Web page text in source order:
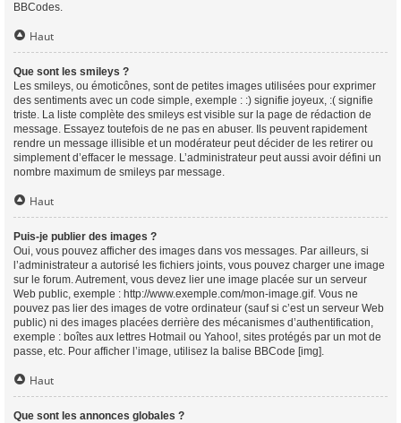
BBCodes.
Haut
Que sont les smileys ?
Les smileys, ou émoticônes, sont de petites images utilisées pour exprimer
des sentiments avec un code simple, exemple : :) signifie joyeux, :( signifie
triste. La liste complète des smileys est visible sur la page de rédaction de
message. Essayez toutefois de ne pas en abuser. Ils peuvent rapidement
rendre un message illisible et un modérateur peut décider de les retirer ou
simplement d’effacer le message. L’administrateur peut aussi avoir défini un
nombre maximum de smileys par message.
Haut
Puis-je publier des images ?
Oui, vous pouvez afficher des images dans vos messages. Par ailleurs, si
l’administrateur a autorisé les fichiers joints, vous pouvez charger une image
sur le forum. Autrement, vous devez lier une image placée sur un serveur
Web public, exemple : http://www.exemple.com/mon-image.gif. Vous ne
pouvez pas lier des images de votre ordinateur (sauf si c’est un serveur Web
public) ni des images placées derrière des mécanismes d’authentification,
exemple : boîtes aux lettres Hotmail ou Yahoo!, sites protégés par un mot de
passe, etc. Pour afficher l’image, utilisez la balise BBCode [img].
Haut
Que sont les annonces globales ?